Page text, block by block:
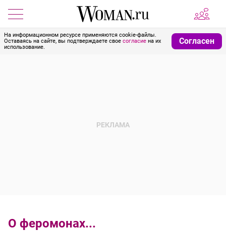
На информационном ресурсе применяются cookie-файлы.
Оставаясь на сайте, вы подтверждаете свое согласие на их
использование.
Согласен
О феромонах...